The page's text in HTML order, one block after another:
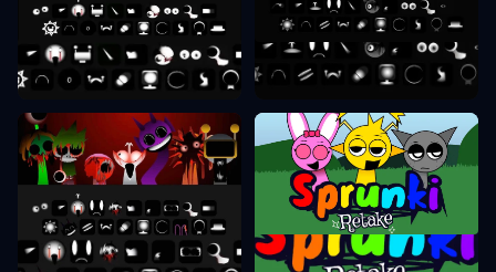
Sprunki faza 8 Sprunki faza 9
Sprunki faza 10 Sprunki ponovni posnetek